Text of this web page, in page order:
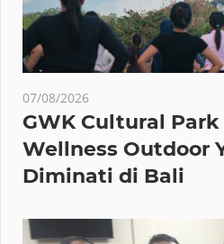
07/08/2026
GWK Cultural
Wellness Outdoor
Diminati di Bali